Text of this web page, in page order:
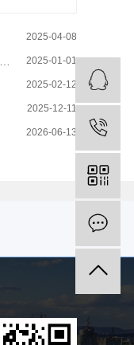
2025-04-08
2025-01-01
2025-02-12
2025-12-11
2026-06-13